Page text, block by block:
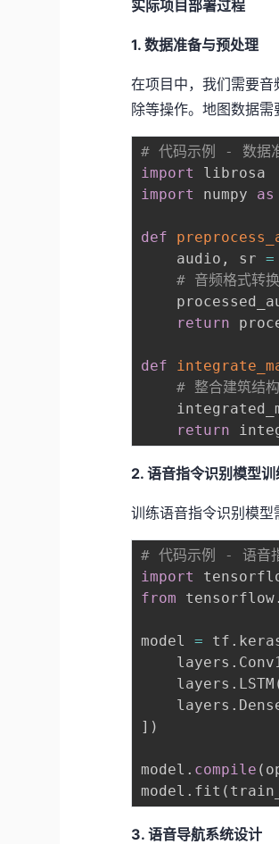
实际项目部署过程
1. 数据准备与预处理
在项目中，我们需要
除等操作。地图数据需
# 代码示例 - 数据
import
import
numpy as
def
    audio
, sr =
# 音频格式转
return
def
# 整合建筑结
return
2. 语音指令识别模型训
训练语音指令识别模型
# 代码示例 - 语音
import
from tensorflow.
model = tf .
    layers
.
    layers
. LSTM
    layers
.
] )
model . compile (
model . fit (
3. 语音导航系统设计